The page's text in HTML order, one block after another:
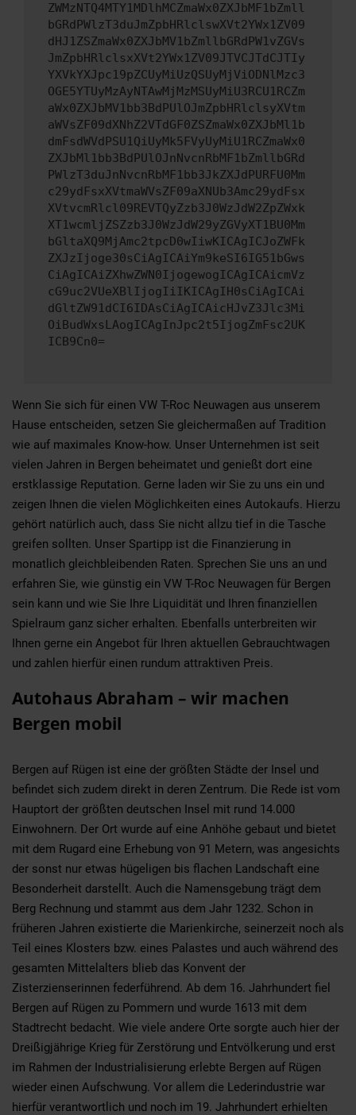
ZWMzNTQ4MTY1MDlhMCZmaWx0ZXJbMF1bZmll
bGRdPWlzT3duJmZpbHRlclswXVt2YWx1ZV09
dHJ1ZSZmaWx0ZXJbMV1bZmllbGRdPW1vZGVs
JmZpbHRlclsxXVt2YWx1ZV09JTVCJTdCJTIy
YXVkYXJpc19pZCUyMiUzQSUyMjViODNlMzc3
OGE5YTUyMzAyNTAwMjMzMSUyMiU3RCU1RCZm
aWx0ZXJbMV1bb3BdPUlOJmZpbHRlclsyXVtm
aWVsZF09dXNhZ2VTdGF0ZSZmaWx0ZXJbMl1b
dmFsdWVdPSU1QiUyMk5FVyUyMiU1RCZmaWx0
ZXJbMl1bb3BdPUlOJnNvcnRbMF1bZmllbGRd
PWlzT3duJnNvcnRbMF1bb3JkZXJdPURFU0Mm
c29ydFsxXVtmaWVsZF09aXNUb3Amc29ydFsx
XVtvcmRlcl09REVTQyZzb3J0WzJdW2ZpZWxk
XT1wcmljZSZzb3J0WzJdW29yZGVyXT1BU0Mm
bGltaXQ9MjAmc2tpcD0wIiwKICAgICJoZWFk
ZXJzIjoge30sCiAgICAiYm9keSI6IG51bGws
CiAgICAiZXhwZWN0IjogewogICAgICAicmVz
cG9uc2VUeXBlIjogIiIKICAgIH0sCiAgICAi
dGltZW91dCI6IDAsCiAgICAicHJvZ3Jlc3Mi
OiBudWxsLAogICAgInJpc2t5IjogZmFsc2UK
ICB9Cn0=
Wenn Sie sich für einen VW T-Roc Neuwagen aus unserem
Hause entscheiden, setzen Sie gleichermaßen auf Tradition
wie auf maximales Know-how. Unser Unternehmen ist seit
vielen Jahren in Bergen beheimatet und genießt dort eine
erstklassige Reputation. Gerne laden wir Sie zu uns ein und
zeigen Ihnen die vielen Möglichkeiten eines Autokaufs. Hierzu
gehört natürlich auch, dass Sie nicht allzu tief in die Tasche
greifen sollten. Unser Spartipp ist die Finanzierung in
monatlich gleichbleibenden Raten. Sprechen Sie uns an und
erfahren Sie, wie günstig ein VW T-Roc Neuwagen für Bergen
sein kann und wie Sie Ihre Liquidität und Ihren finanziellen
Spielraum ganz sicher erhalten. Ebenfalls unterbreiten wir
Ihnen gerne ein Angebot für Ihren aktuellen Gebrauchtwagen
und zahlen hierfür einen rundum attraktiven Preis.
Autohaus Abraham – wir machen
Bergen mobil
Bergen auf Rügen ist eine der größten Städte der Insel und
befindet sich zudem direkt in deren Zentrum. Die Rede ist vom
Hauptort der größten deutschen Insel mit rund 14.000
Einwohnern. Der Ort wurde auf eine Anhöhe gebaut und bietet
mit dem Rugard eine Erhebung von 91 Metern, was angesichts
der sonst nur etwas hügeligen bis flachen Landschaft eine
Besonderheit darstellt. Auch die Namensgebung trägt dem
Berg Rechnung und stammt aus dem Jahr 1232. Schon in
früheren Jahren existierte die Marienkirche, seinerzeit noch als
Teil eines Klosters bzw. eines Palastes und auch während des
gesamten Mittelalters blieb das Konvent der
Zisterzienserinnen federführend. Ab dem 16. Jahrhundert fiel
Bergen auf Rügen zu Pommern und wurde 1613 mit dem
Stadtrecht bedacht. Wie viele andere Orte sorgte auch hier der
Dreißigjährige Krieg für Zerstörung und Entvölkerung und erst
im Rahmen der Industrialisierung erlebte Bergen auf Rügen
wieder einen Aufschwung. Vor allem die Lederindustrie war
hierfür verantwortlich und noch im 19. Jahrhundert erhielten